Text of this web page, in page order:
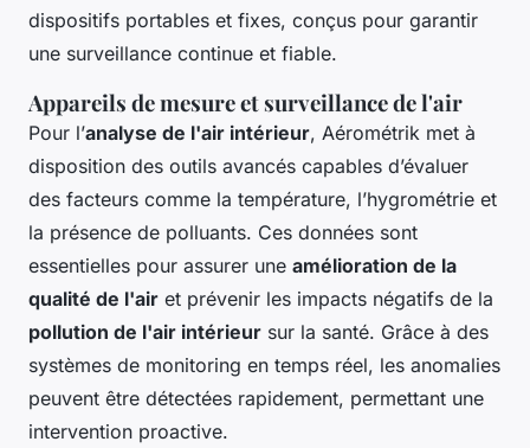
dispositifs portables et fixes, conçus pour garantir
une surveillance continue et fiable.
Appareils de mesure et surveillance de l'air
Pour l’analyse de l'air intérieur, Aérométrik met à
disposition des outils avancés capables d’évaluer
des facteurs comme la température, l’hygrométrie et
la présence de polluants. Ces données sont
essentielles pour assurer une amélioration de la
qualité de l'air et prévenir les impacts négatifs de la
pollution de l'air intérieur sur la santé. Grâce à des
systèmes de monitoring en temps réel, les anomalies
peuvent être détectées rapidement, permettant une
intervention proactive.